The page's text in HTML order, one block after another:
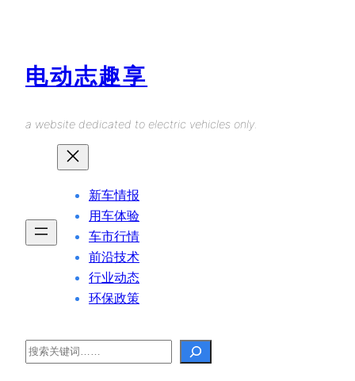
电动志趣享
a website dedicated to electric vehicles only.
新车情报
用车体验
车市行情
前沿技术
行业动态
环保政策
Search